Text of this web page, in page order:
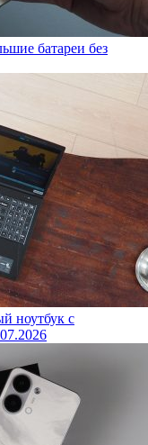
батареи без
ноутбук с